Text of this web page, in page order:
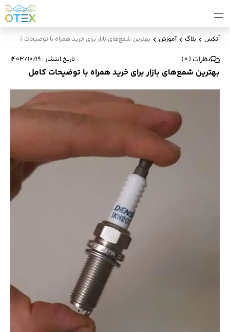
اُتکس بلاگ آموزش بهترین شمع‌های بازار برای خرید همراه با توضیحات کامل
نظرات (
0
) تاریخ انتشار: ۱۴۰۳/۱۰/۱۹
بهترین شمع‌های بازار برای خرید همراه با توضیحات کامل